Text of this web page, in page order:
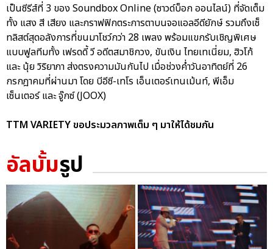
เป็นซีรีส์ที่ 3 ของ Soundbox Online (ซาวด์บ็อก ออนไลน์) ที่จัดเต็ม
ทั้ง แสง สี เสียง และกราฟฟิกตระการตาบนจอแอลอีดียักษ์ รวมถึงเซ็
ทลิสต์สุดอลังการที่ขนมาโชว์กว่า 28 เพลง พร้อมแขกรับเชิญพิเศษ
แบบฟูลทีมทั้ง เฟรดดี้ วี อดีตสมาชิกวง, ขันเงิน ไทยเทเนี่ยม, ฮิวโก้
และ นุ้ย วิริยาภา ส่งตรงความมันกันไป เมื่อช่วงค่ำวันอาทิตย์ที่ 26
กรกฎาคมที่ผ่านมา โดย บีอีซี-เทโร เอ็นเตอร์เทนเม้นท์, พีเอ็ม
เซ็นเตอร์ และ จู๊กซ์ (JOOX)
TTM VARIETY ขอประมวลภาพเต็ม ๆ มาให้ได้ชมกัน
อัลบั้มรูป